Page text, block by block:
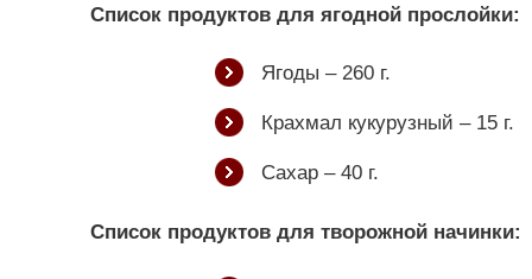
Список продуктов для ягодной прослойки:
Ягоды – 260 г.
Крахмал кукурузный – 15 г.
Сахар – 40 г.
Список продуктов для творожной начинки: